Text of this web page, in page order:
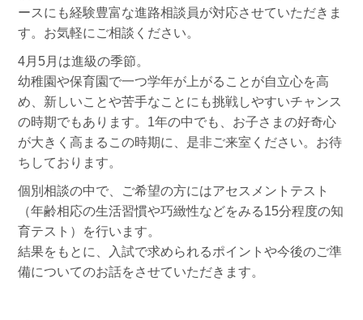
ースにも経験豊富な進路相談員が対応させていただきま
す。お気軽にご相談ください。
4月5月は進級の季節。
幼稚園や保育園で一つ学年が上がることが自立心を高
め、新しいことや苦手なことにも挑戦しやすいチャンス
の時期でもあります。1年の中でも、お子さまの好奇心
が大きく高まるこの時期に、是非ご来室ください。お待
ちしております。
個別相談の中で、ご希望の方にはアセスメントテスト
（年齢相応の生活習慣や巧緻性などをみる15分程度の知
育テスト）を行います。
結果をもとに、入試で求められるポイントや今後のご準
備についてのお話をさせていただきます。